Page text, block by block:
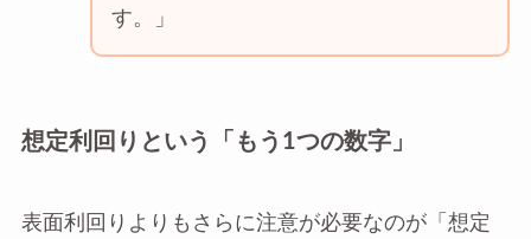
す。」
想定利回りという「もう1つの数字」
表面利回りよりもさらに注意が必要なのが「想定